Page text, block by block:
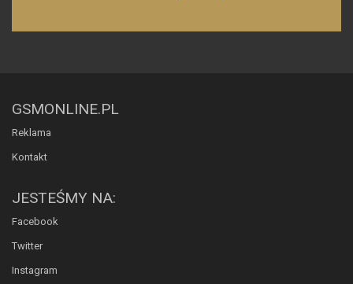
GSMONLINE.PL
Reklama
Kontakt
JESTEŚMY NA:
Facebook
Twitter
Instagram